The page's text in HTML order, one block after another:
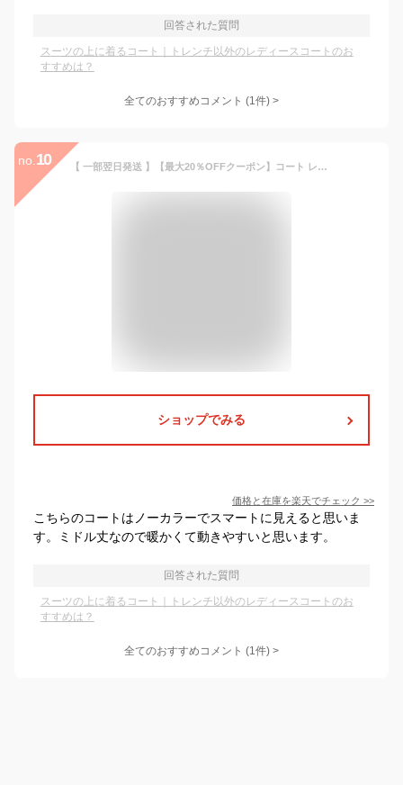
回答された質問
スーツの上に着るコート｜トレンチ以外のレディースコートのお
すすめは？
全てのおすすめコメント (1件) >
no. 10 【 一部翌日発送 】【最大20％OFFクーポン】コート レディース ミドル丈コート セミロングコート ノーカラー ジャケット 秋冬春 ゆったり お尻が隠れる ヒップカバー 体型カバー カジュアル フォーマル アウター シンプル 通勤 卒業式 ベージュ ブラック コーヒー S M L XL
ショップでみる
価格と在庫を楽天でチェック >>
こちらのコートはノーカラーでスマートに見えると思いま
す。ミドル丈なので暖かくて動きやすいと思います。
回答された質問
スーツの上に着るコート｜トレンチ以外のレディースコートのお
すすめは？
全てのおすすめコメント (1件) >